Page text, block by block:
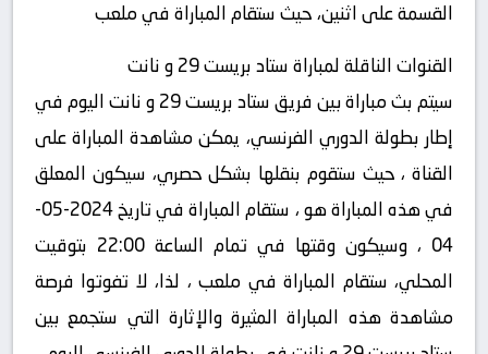
القسمة على اثنين، حيث ستقام المباراة في ملعب
القنوات الناقلة لمباراة ستاد بريست 29 و نانت
سيتم بث مباراة بين فريق ستاد بريست 29 و نانت اليوم في
إطار بطولة الدوري الفرنسي، يمكن مشاهدة المباراة على
القناة ، حيث ستقوم بنقلها بشكل حصري، سيكون المعلق
في هذه المباراة هو ، ستقام المباراة في تاريخ 2024-05-
04 ، وسيكون وقتها في تمام الساعة 22:00 بتوقيت
المحلي، ستقام المباراة في ملعب ، لذا، لا تفوتوا فرصة
مشاهدة هذه المباراة المثيرة والإثارة التي ستجمع بين